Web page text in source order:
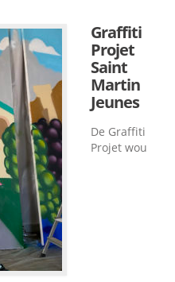
Graffiti
Projet
Saint
Martin
Jeunes
De Graffiti
Projet wou